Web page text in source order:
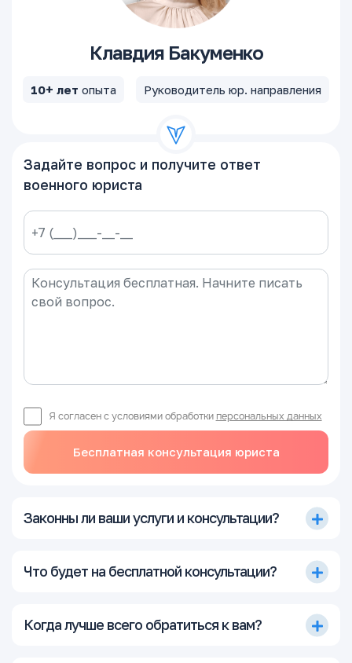
Клавдия Бакуменко
10+ лет опыта Руководитель юр. направления
Задайте вопрос и получите ответ
военного юриста
Я согласен с условиями обработки персональных данных
Бесплатная консультация юриста
Законны ли ваши услуги и консультации?
Что будет на бесплатной консультации?
Когда лучше всего обратиться к вам?